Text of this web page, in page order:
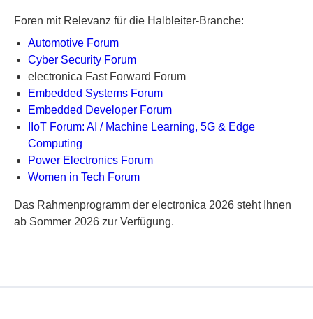
Foren mit Relevanz für die Halbleiter-Branche:
Automotive Forum
Cyber Security Forum
electronica Fast Forward Forum
Embedded Systems Forum
Embedded Developer Forum
IIoT Forum: AI / Machine Learning, 5G & Edge
Computing
Power Electronics Forum
Women in Tech Forum
Das Rahmenprogramm der electronica 2026 steht Ihnen
ab Sommer 2026 zur Verfügung.